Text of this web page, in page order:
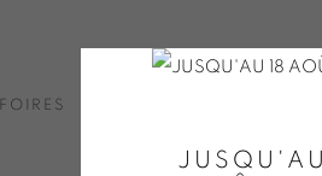
FOIRES